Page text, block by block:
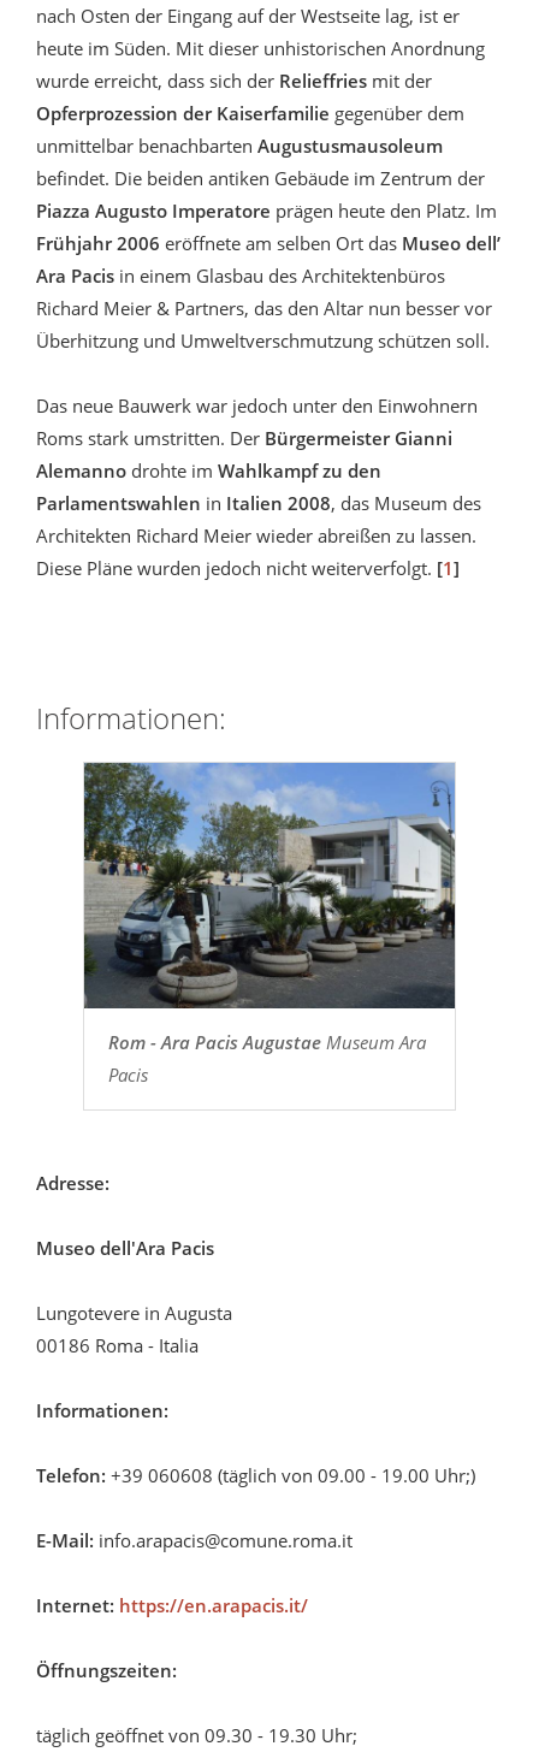
nach Osten der Eingang auf der Westseite lag, ist er
heute im Süden. Mit dieser unhistorischen Anordnung
wurde erreicht, dass sich der Relieffries mit der
Opferprozession der Kaiserfamilie gegenüber dem
unmittelbar benachbarten Augustusmausoleum
befindet. Die beiden antiken Gebäude im Zentrum der
Piazza Augusto Imperatore prägen heute den Platz. Im
Frühjahr 2006 eröffnete am selben Ort das Museo dell’
Ara Pacis in einem Glasbau des Architektenbüros
Richard Meier & Partners, das den Altar nun besser vor
Überhitzung und Umweltverschmutzung schützen soll.
Das neue Bauwerk war jedoch unter den Einwohnern
Roms stark umstritten. Der Bürgermeister Gianni
Alemanno drohte im Wahlkampf zu den
Parlamentswahlen in Italien 2008, das Museum des
Architekten Richard Meier wieder abreißen zu lassen.
Diese Pläne wurden jedoch nicht weiterverfolgt. [1]
Informationen:
Rom - Ara Pacis AugustaeMuseum Ara
Pacis
Adresse:
Museo dell'Ara Pacis
Lungotevere in Augusta
00186 Roma - Italia
Informationen:
Telefon: +39 060608 (täglich von 09.00 - 19.00 Uhr;)
E-Mail: info.arapacis@comune.roma.it
Internet: https://en.arapacis.it/
Öffnungszeiten:
täglich geöffnet von 09.30 - 19.30 Uhr;